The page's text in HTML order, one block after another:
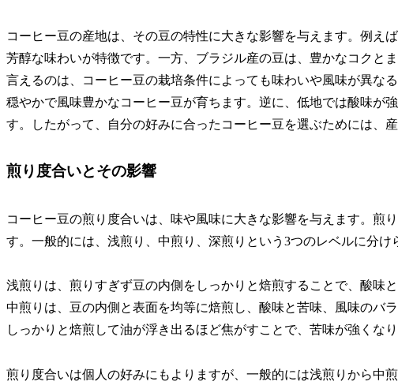
コーヒー豆の産地は、その豆の特性に大きな影響を与えます。例え
芳醇な味わいが特徴です。一方、ブラジル産の豆は、豊かなコクと
言えるのは、コーヒー豆の栽培条件によっても味わいや風味が異な
穏やかで風味豊かなコーヒー豆が育ちます。逆に、低地では酸味が
す。したがって、自分の好みに合ったコーヒー豆を選ぶためには、
煎り度合いとその影響
コーヒー豆の煎り度合いは、味や風味に大きな影響を与えます。煎
す。一般的には、浅煎り、中煎り、深煎りという3つのレベルに分け
浅煎りは、煎りすぎず豆の内側をしっかりと焙煎することで、酸味
中煎りは、豆の内側と表面を均等に焙煎し、酸味と苦味、風味のバ
しっかりと焙煎して油が浮き出るほど焦がすことで、苦味が強くな
煎り度合いは個人の好みにもよりますが、一般的には浅煎りから中